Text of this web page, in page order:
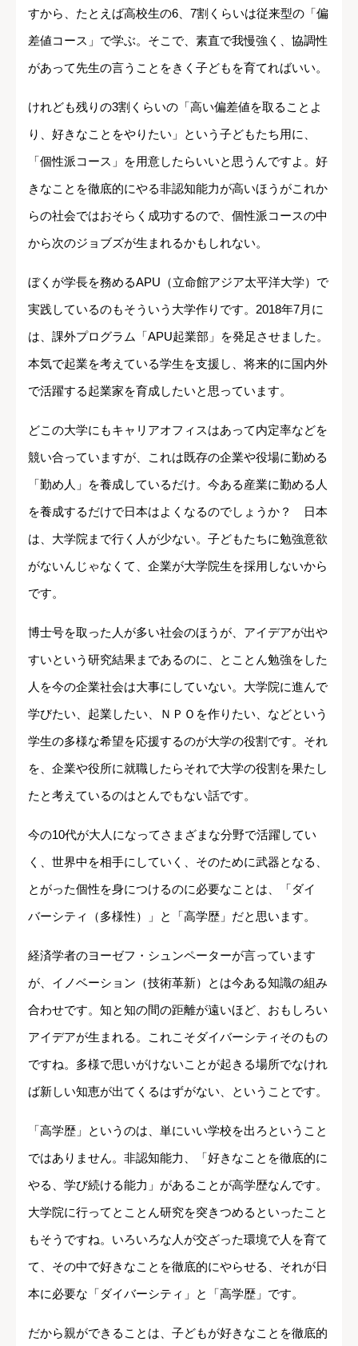
すから、たとえば高校生の6、7割くらいは従来型の「偏
差値コース」で学ぶ。そこで、素直で我慢強く、協調性
があって先生の言うことをきく子どもを育てればいい。
けれども残りの3割くらいの「高い偏差値を取ることよ
り、好きなことをやりたい」という子どもたち用に、
「個性派コース」を用意したらいいと思うんですよ。好
きなことを徹底的にやる非認知能力が高いほうがこれか
らの社会ではおそらく成功するので、個性派コースの中
から次のジョブズが生まれるかもしれない。
ぼくが学長を務めるAPU（立命館アジア太平洋大学）で
実践しているのもそういう大学作りです。2018年7月に
は、課外プログラム「APU起業部」を発足させました。
本気で起業を考えている学生を支援し、将来的に国内外
で活躍する起業家を育成したいと思っています。
どこの大学にもキャリアオフィスはあって内定率などを
競い合っていますが、これは既存の企業や役場に勤める
「勤め人」を養成しているだけ。今ある産業に勤める人
を養成するだけで日本はよくなるのでしょうか？ 日本
は、大学院まで行く人が少ない。子どもたちに勉強意欲
がないんじゃなくて、企業が大学院生を採用しないから
です。
博士号を取った人が多い社会のほうが、アイデアが出や
すいという研究結果まであるのに、とことん勉強をした
人を今の企業社会は大事にしていない。大学院に進んで
学びたい、起業したい、ＮＰＯを作りたい、などという
学生の多様な希望を応援するのが大学の役割です。それ
を、企業や役所に就職したらそれで大学の役割を果たし
たと考えているのはとんでもない話です。
今の10代が大人になってさまざまな分野で活躍してい
く、世界中を相手にしていく、そのために武器となる、
とがった個性を身につけるのに必要なことは、「ダイ
バーシティ（多様性）」と「高学歴」だと思います。
経済学者のヨーゼフ・シュンペーターが言っています
が、イノベーション（技術革新）とは今ある知識の組み
合わせです。知と知の間の距離が遠いほど、おもしろい
アイデアが生まれる。これこそダイバーシティそのもの
ですね。多様で思いがけないことが起きる場所でなけれ
ば新しい知恵が出てくるはずがない、ということです。
「高学歴」というのは、単にいい学校を出ろということ
ではありません。非認知能力、「好きなことを徹底的に
やる、学び続ける能力」があることが高学歴なんです。
大学院に行ってとことん研究を突きつめるといったこと
もそうですね。いろいろな人が交ざった環境で人を育て
て、その中で好きなことを徹底的にやらせる、それが日
本に必要な「ダイバーシティ」と「高学歴」です。
だから親ができることは、子どもが好きなことを徹底的